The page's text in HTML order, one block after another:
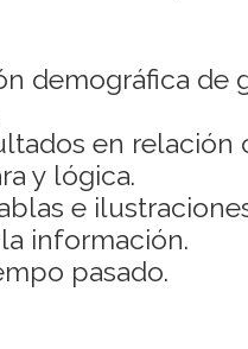
demográfica de
en
y lógica.
e
información.
pasado.